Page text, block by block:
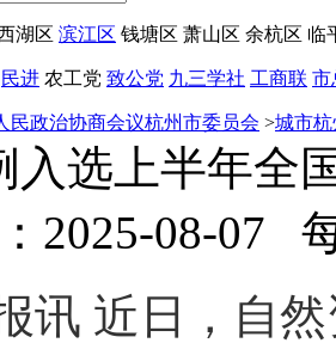
湖区 滨江区 钱塘区 萧山区 余杭区 临
民进 农工党 致公党 九三学社 工商联 市
民政治协商会议杭州市委员会 >城市杭
入选上半年全
2025-08-07
讯 近日，自